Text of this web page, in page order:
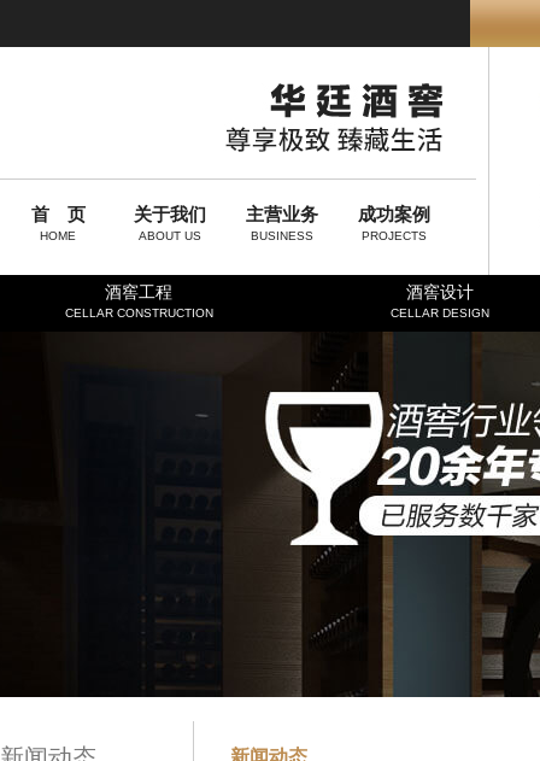
首 页
HOME
关于我们
ABOUT US
主营业务
BUSINESS
成功案例
PROJECTS
酒窖工程
CELLAR CONSTRUCTION
酒窖设计
CELLAR DESIGN
新闻动态